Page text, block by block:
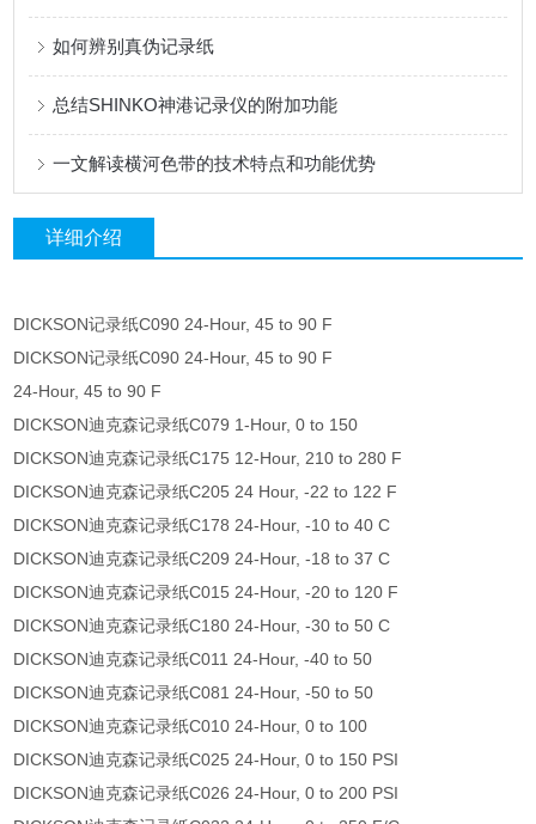
如何辨别真伪记录纸
总结SHINKO神港记录仪的附加功能
一文解读横河色带的技术特点和功能优势
详细介绍
DICKSON记录纸C090 24-Hour, 45 to 90 F
DICKSON记录纸C090 24-Hour, 45 to 90 F
24-Hour, 45 to 90 F
DICKSON迪克森记录纸C079 1-Hour, 0 to 150
DICKSON迪克森记录纸C175 12-Hour, 210 to 280 F
DICKSON迪克森记录纸C205 24 Hour, -22 to 122 F
DICKSON迪克森记录纸C178 24-Hour, -10 to 40 C
DICKSON迪克森记录纸C209 24-Hour, -18 to 37 C
DICKSON迪克森记录纸C015 24-Hour, -20 to 120 F
DICKSON迪克森记录纸C180 24-Hour, -30 to 50 C
DICKSON迪克森记录纸C011 24-Hour, -40 to 50
DICKSON迪克森记录纸C081 24-Hour, -50 to 50
DICKSON迪克森记录纸C010 24-Hour, 0 to 100
DICKSON迪克森记录纸C025 24-Hour, 0 to 150 PSI
DICKSON迪克森记录纸C026 24-Hour, 0 to 200 PSI